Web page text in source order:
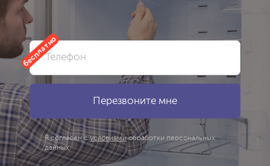
бесплатно
Я согласен сусловиямиобработки персональных
данных